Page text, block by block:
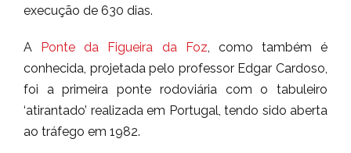
execução de 630 dias.
A Ponte da Figueira da Foz , como também é
conhecida, projetada pelo professor Edgar Cardoso,
foi a primeira ponte rodoviária com o tabuleiro
‘atirantado’ realizada em Portugal, tendo sido aberta
ao tráfego em 1982.